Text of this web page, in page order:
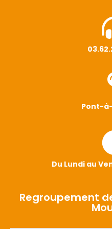
Pont-
Du Lundi au
Regroupement